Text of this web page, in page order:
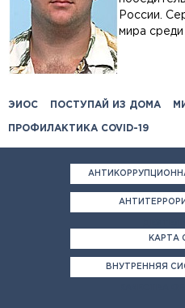
России.
мира
ЭИОС ПОСТУПАЙ ИЗ ДОМА
ПРОФИЛАКТИКА COVID-19
КАРТА
ВНУТРЕННЯЯ